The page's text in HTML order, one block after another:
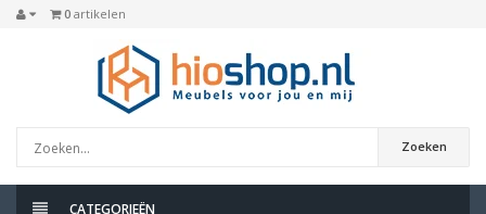
0 artikelen
Zoeken
CATEGORIEËN